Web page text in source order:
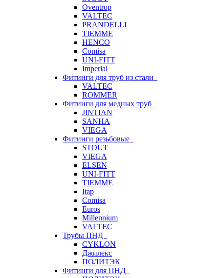
Oventrop
VALTEC
PRANDELLI
TIEMME
HENCO
Comisa
UNI-FITT
Imperial
Фитинги для труб из стали
VALTEC
ROMMER
Фитинги для медных труб
JINTIAN
SANHA
VIEGA
Фитинги резьбовые
STOUT
VIEGA
ELSEN
UNI-FITT
TIEMME
Itap
Comisa
Euros
Millennium
VALTEC
Трубы ПНД
CYKLON
Джилекс
ПОЛИТЭК
Фитинги для ПНД